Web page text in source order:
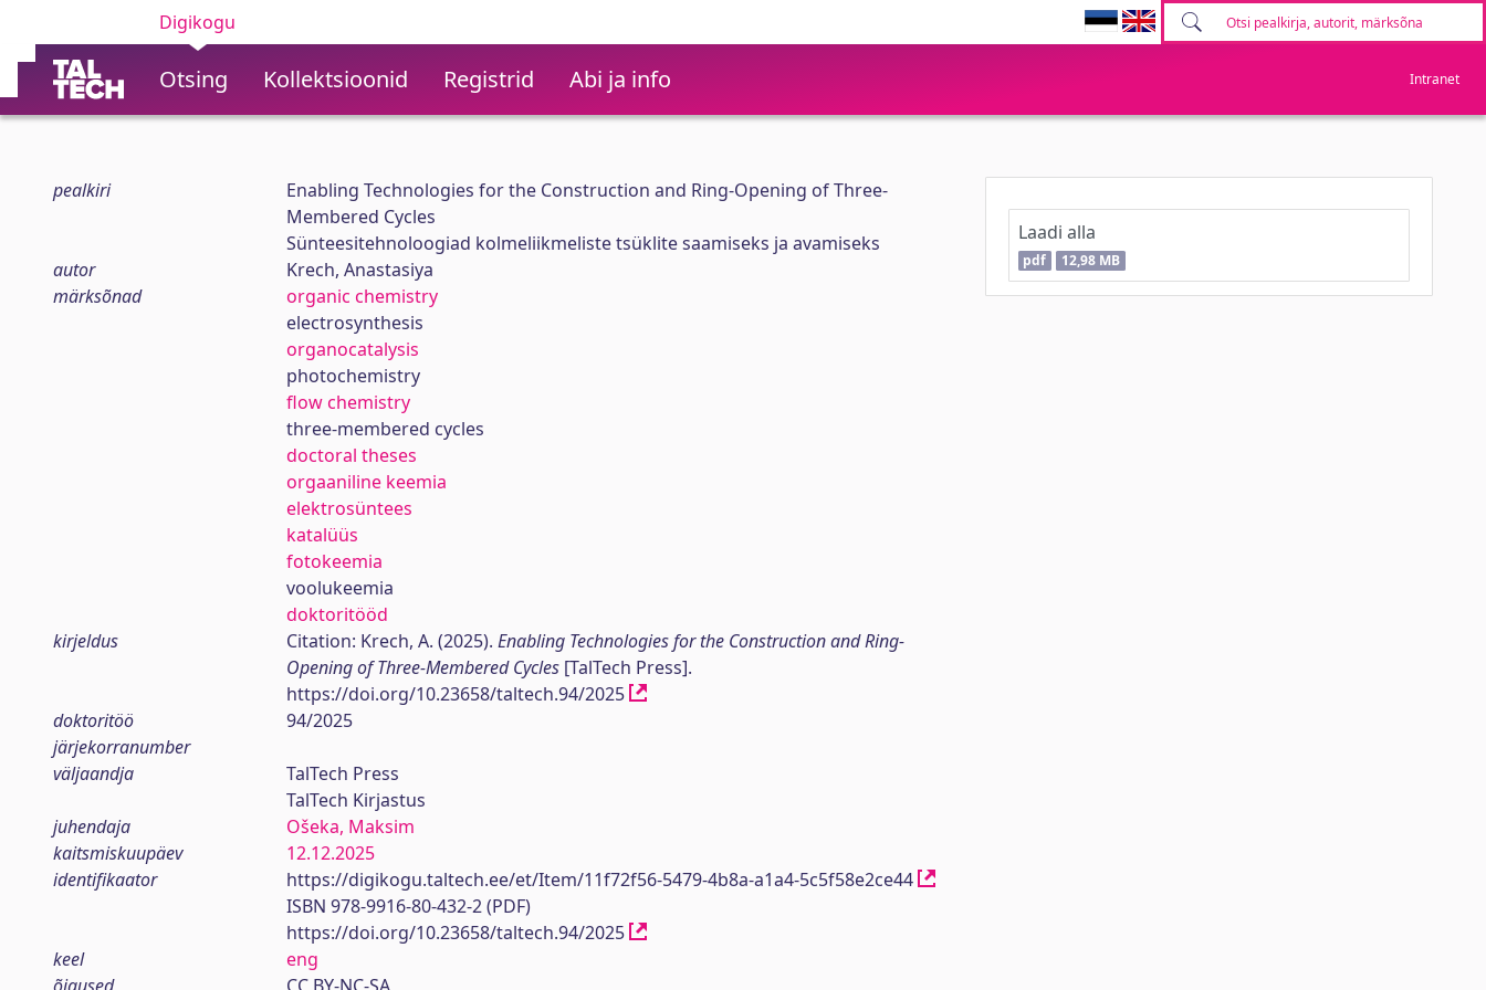
Digikogu
Otsing Kollektsioonid Registrid Abi ja info Intranet
pealkiri
Enabling Technologies for the Construction and Ring-Opening of Three-
Membered Cycles
Sünteesitehnoloogiad kolmeliikmeliste tsüklite saamiseks ja avamiseks
autor
Krech, Anastasiya
märksõnad
organic chemistry
electrosynthesis
organocatalysis
photochemistry
flow chemistry
three-membered cycles
doctoral theses
orgaaniline keemia
elektrosüntees
katalüüs
fotokeemia
voolukeemia
doktoritööd
kirjeldus
Citation: Krech, A. (2025). Enabling Technologies for the Construction and Ring-
Opening of Three-Membered Cycles[TalTech Press].
https://doi.org/10.23658/taltech.94/2025
doktoritöö
järjekorranumber
94/2025
väljaandja
TalTech Press
TalTech Kirjastus
juhendaja
Ošeka, Maksim
kaitsmiskuupäev
12.12.2025
identifikaator
https://digikogu.taltech.ee/et/Item/11f72f56-5479-4b8a-a1a4-5c5f58e2ce44
ISBN 978-9916-80-432-2 (PDF)
https://doi.org/10.23658/taltech.94/2025
keel
eng
Laadi alla
pdf 12,98 MB